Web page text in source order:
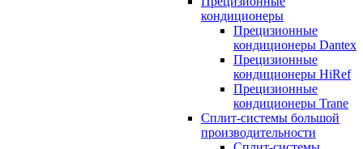
кондиционеры
Прецизионные
кондиционеры Dantex
Прецизионные
кондиционеры HiRef
Прецизионные
кондиционеры Trane
Сплит-системы большой
производительности